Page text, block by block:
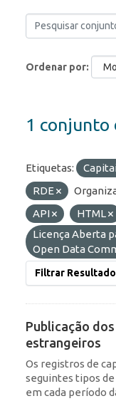
Ordenar por
1 conjunto
Etiquetas:
RDE
API
HTML
Licença Aberta
Open Data
Filtrar
Publicação
estrangeiros
Os registros de
seguintes tipos
em cada período